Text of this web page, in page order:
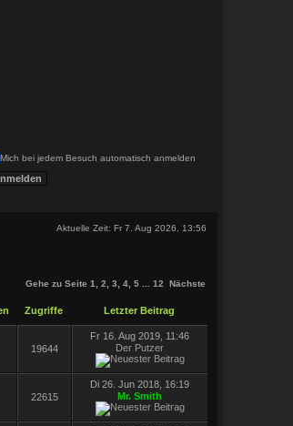
Mich bei jedem Besuch automatisch anmelden
Aktuelle Zeit: Fr 7. Aug 2026, 13:56
Gehe zu Seite 1 2 3 4, 5... 12 Nächste
Zugriffe Letzter Beitrag
19644
Fr 16. Aug 2019, 11:46
Der Putzer
22615
Di 26. Jun 2018, 16:19
Mr. Smith